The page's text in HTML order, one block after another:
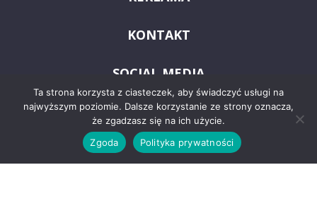
KONTAKT
SOCIAL MEDIA
Ta strona korzysta z ciasteczek, aby świadczyć usługi na
najwyższym poziomie. Dalsze korzystanie ze strony oznacza,
że zgadzasz się na ich użycie.
Zgoda
Polityka prywatności